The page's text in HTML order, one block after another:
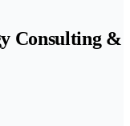
Consulting &